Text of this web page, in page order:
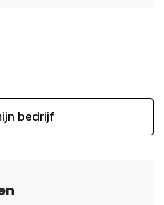
bedrijf